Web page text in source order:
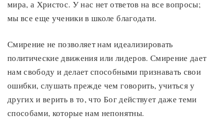
мира, а Христос. У нас нет ответов на все вопросы;
мы все еще ученики в школе благодати.
Смирение не позволяет нам идеализировать
политические движения или лидеров. Смирение дает
нам свободу и делает способными признавать свои
ошибки, слушать прежде чем говорить, учиться у
других и верить в то, что Бог действует даже теми
способами, которые нам непонятны.